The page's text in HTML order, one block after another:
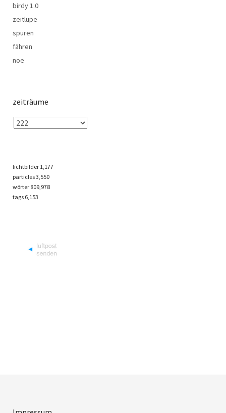
birdy 1.0
zeitlupe
spuren
fähren
noe
zeiträume
lichtbilder 1,177
particles3,550
wörter 809,978
tags 6,153